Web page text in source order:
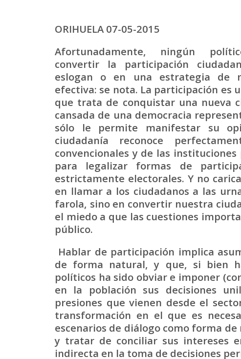
ORIHUELA 07-05-2015
Afortunadamente, ningún
convertir la participación
eslogan o en una estrategia de
efectiva: se nota. La participación es
que trata de conquistar una nueva
cansada de una democracia
sólo le permite manifestar su
ciudadanía reconoce
convencionales y de las
para legalizar formas de
estrictamente electorales. Y no
en llamar a los ciudadanos a las
farola, sino en convertir nuestra
el miedo a que las cuestiones
público.
Hablar de participación implica
de forma natural, y que, si bien
políticos ha sido obviar e imponer
en la población sus decisiones
presiones que vienen desde el
transformación en el que es
escenarios de diálogo como forma
y tratar de conciliar sus intereses
indirecta en la toma de decisiones